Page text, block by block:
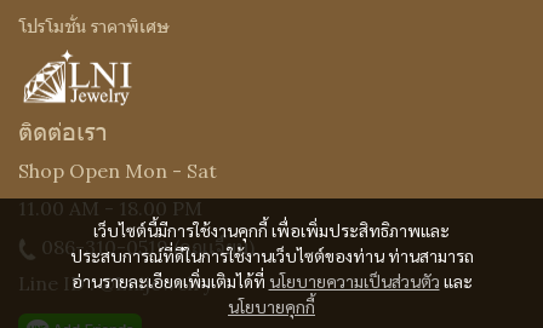
เว็บไซต์นี้มีการใช้งานคุกกี้ เพื่อเพิ่มประสิทธิภาพและ
ประสบการณ์ที่ดีในการใช้งานเว็บไซต์ของท่าน ท่านสามารถ
อ่านรายละเอียดเพิ่มเติมได้ที่ นโยบายความเป็นส่วนตัว และ
นโยบายคุกกี้
โปรโมชั่น ราคาพิเศษ
ติดต่อเรา
Shop Open Mon - Sat
11.00 AM - 18.00 PM
086-310-0519(คุณเจี๊ยบ)
Line ID : @Lnijewelry